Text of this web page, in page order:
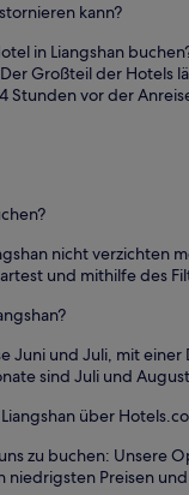
kann?
in Liangshan
Großteil der Hotels
Stunden vor der
nicht
und mithilfe des
Juni und Juli, mit
sind Juli und
über
zu buchen:
Preisen